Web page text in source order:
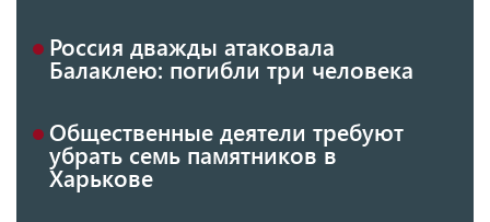
Россия дважды атаковала
Балаклею: погибли три человека
Общественные деятели требуют
убрать семь памятников в
Харькове